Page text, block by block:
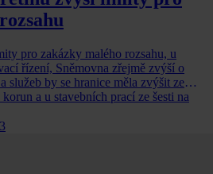
pro zakázky malého rozsahu, u
řízení, Sněmovna zřejmě zvýší o
služeb by se hranice měla zvýšit ze
a u stavebních prací ze šesti na